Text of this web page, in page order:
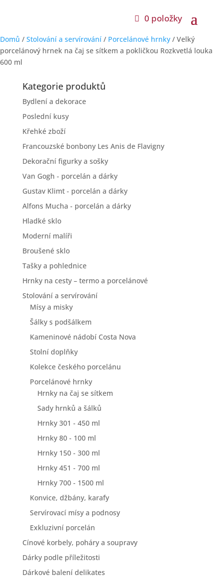
0 položky
Domů / Stolování a servírování / Porcelánové hrnky / Velký
porcelánový hrnek na čaj se sítkem a pokličkou Rozkvetlá louka
600 ml
Kategorie produktů
Bydlení a dekorace
Poslední kusy
Křehké zboží
Francouzské bonbony Les Anis de Flavigny
Dekorační figurky a sošky
Van Gogh - porcelán a dárky
Gustav Klimt - porcelán a dárky
Alfons Mucha - porcelán a dárky
Hladké sklo
Moderní malíři
Broušené sklo
Tašky a pohlednice
Hrnky na cesty – termo a porcelánové
Stolování a servírování
Mísy a misky
Šálky s podšálkem
Kameninové nádobí Costa Nova
Stolní doplňky
Kolekce českého porcelánu
Porcelánové hrnky
Hrnky na čaj se sítkem
Sady hrnků a šálků
Hrnky 301 - 450 ml
Hrnky 80 - 100 ml
Hrnky 150 - 300 ml
Hrnky 451 - 700 ml
Hrnky 700 - 1500 ml
Konvice, džbány, karafy
Servírovací mísy a podnosy
Exkluzivní porcelán
Cínové korbely, poháry a soupravy
Dárky podle příležitosti
Dárkové balení delikates